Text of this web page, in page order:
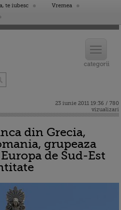
te iubesc
Vremea
23 iunie 2011 19:36 / 780
vizualizari
din Grecia,
grupeaza
de Sud-Est